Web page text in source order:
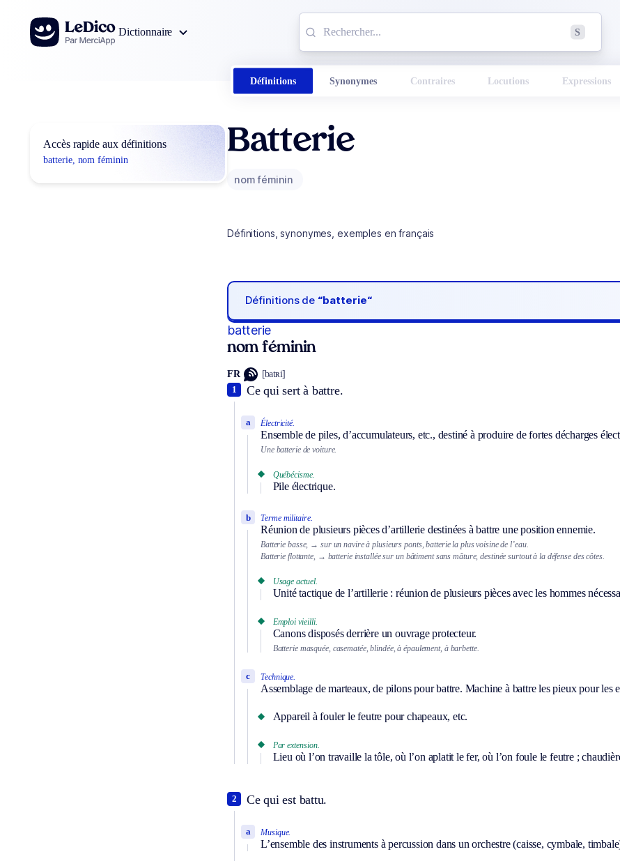
Aller au contenu
Dictionnaire
S
Définitions Synonymes Contraires Locutions Expressions
Accès rapide aux définitions
batterie, nom féminin
Batterie
nom féminin
Définitions, synonymes, exemples en français
Définitions de “batterie“
batterie
nom féminin
FR [batʀi]
Ce qui sert à battre.
1
Électricité.
Ensemble de piles, d’accumulateurs, etc., destiné à produire de fortes décharges
a
Une batterie de voiture.
Québécisme.
Pile électrique.
Terme militaire.
Réunion de plusieurs pièces d’artillerie destinées à battre une position ennemie.
b
Batterie basse, → sur un navire à plusieurs ponts, batterie la plus voisine de l’eau.
Batterie flottante, → batterie installée sur un bâtiment sans mâture, destinée surtout à la défense des côtes.
Usage actuel.
Unité tactique de l’artillerie : réunion de plusieurs pièces avec les hommes
Emploi vieilli.
Canons disposés derrière un ouvrage protecteur.
Batterie masquée, casematée, blindée, à épaulement, à barbette.
Technique.
Assemblage de marteaux, de pilons pour battre. Machine à battre les pieux pour les
c
Appareil à fouler le feutre pour chapeaux, etc.
Par extension.
Lieu où l’on travaille la tôle, où l’on aplatit le fer, où l’on foule le feutre ;
Ce qui est battu.
2
Musique.
L’ensemble des instruments à percussion dans un orchestre (caisse, cymbale,
a